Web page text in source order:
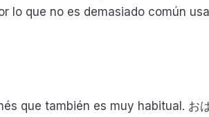
lo que no es demasiado común
que también es muy habitual. お